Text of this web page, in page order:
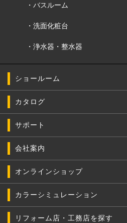
バスルーム
洗面化粧台
浄水器・整水器
ショールーム
カタログ
サポート
会社案内
オンラインショップ
カラーシミュレーション
リフォーム店・工務店を探す